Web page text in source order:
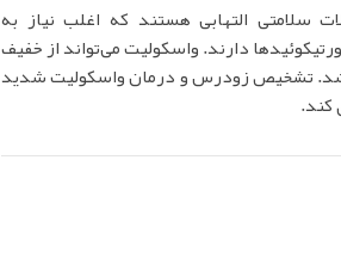
سلامتی التهابی هستند که اغلب نیاز به
دارند. واسکولیت می‌تواند از خفیف
تشخیص زودرس و درمان واسکولیت شدید
کند.